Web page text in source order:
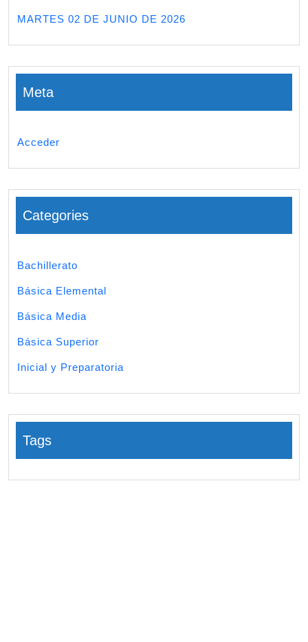
MARTES 02 DE JUNIO DE 2026
Meta
Acceder
Categories
Bachillerato
Básica Elemental
Básica Media
Básica Superior
Inicial y Preparatoria
Tags